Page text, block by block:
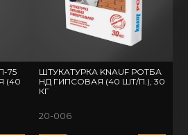
75
(40
ШТУКАТУРКА KNAUF РОТБА
НД ГИПСОВАЯ (40 ШТ/П.), 30
КГ
20-006